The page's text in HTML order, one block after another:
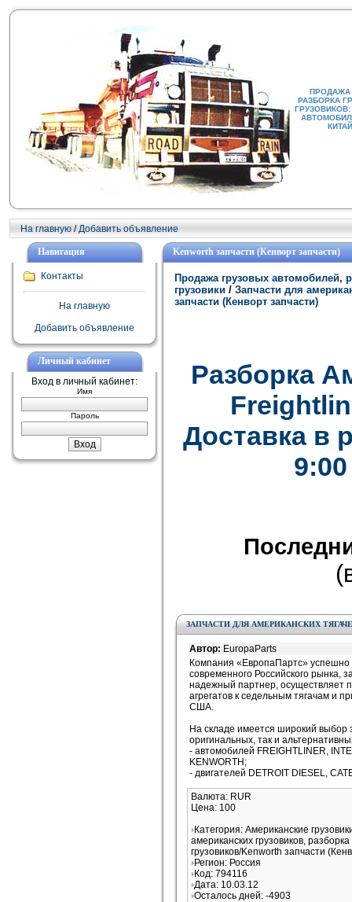
ПРОДАЖА
РАЗБОРКА
На главную /Добавить объявление
Навигация
Контакты
На главную
Добавить объявление
Личный кабинет
Вход в личный кабинет:
Имя
Пароль
Kenworth запчасти (Кенворт запчасти)
Продажа грузовых автомобилей,
грузовики / Запчасти для
запчасти (Кенворт запчасти)
Разборка
Доставка в
ЗАПЧАСТИ ДЛЯ АМЕРИКАНСКИХ
Автор: EuropaParts
Компания «ЕвропаПартс» успешно
современного Российского рынка,
надежный партнер, осуществляет
агрегатов к седельным тягачам и
США.
На складе имеется широкий выбор
оригинальных, так и
- автомобилей FREIGHTLINER,
KENWORTH;
- двигателей DETROIT DIESEL,
Валюта: RUR
Цена: 100
Категория: Американские
американских грузовиков,
грузовиков/Kenworth запчасти
Регион: Россия
Код: 794116
Дата: 10.03.12
Осталось дней: -4903